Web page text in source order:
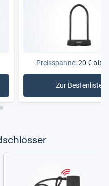
Preisspanne:20 € bis
Zur Bestenliste
: